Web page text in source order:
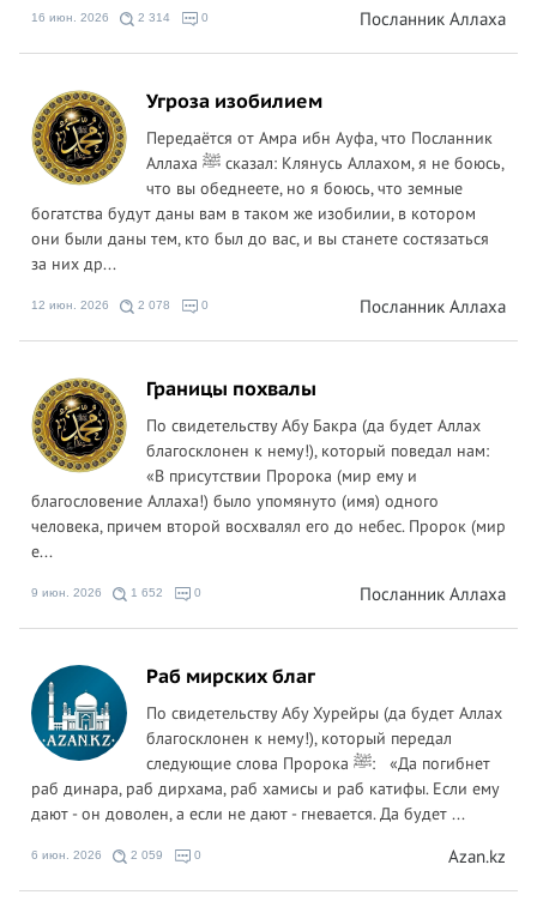
16 июн. 2026 2 314 0 Посланник Аллаха
Угроза изобилием
Передаётся от Амра ибн Ауфа, что Посланник
Аллаха ﷺ сказал: Клянусь Аллахом, я не боюсь,
что вы обеднеете, но я боюсь, что земные
богатства будут даны вам в таком же изобилии, в котором
они были даны тем, кто был до вас, и вы станете состязаться
за них др...
12 июн. 2026 2 078 0 Посланник Аллаха
Границы похвалы
По свидетельству Абу Бакра (да будет Аллах
благосклонен к нему!), который поведал нам:
«В присутствии Пророка (мир ему и
благословение Аллаха!) было упомянуто (имя) одного
человека, причем второй восхвалял его до небес. Пророк (мир
е...
9 июн. 2026 1 652 0 Посланник Аллаха
Раб мирских благ
По свидетельству Абу Хурейры (да будет Аллах
благосклонен к нему!), который передал
следующие слова Пророка ﷺ: «Да погибнет
раб динара, раб дирхама, раб хамисы и раб катифы. Если ему
дают - он доволен, а если не дают - гневается. Да будет ...
6 июн. 2026 2 059 0 Azan.kz